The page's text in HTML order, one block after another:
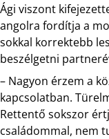
Ági viszont
angolra fordítja a
sokkal korrektebb
beszélgetni
– Nagyon érzem a
kapcsolatban.
Rettentő sokszor
családommal, nem